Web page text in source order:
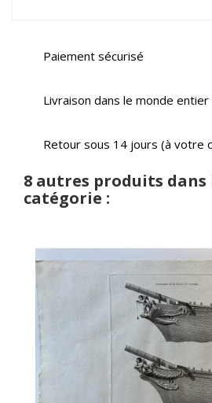
Paiement sécurisé
Livraison dans le monde entier
Retour sous 14 jours (à votre
8 autres produits dans
catégorie :